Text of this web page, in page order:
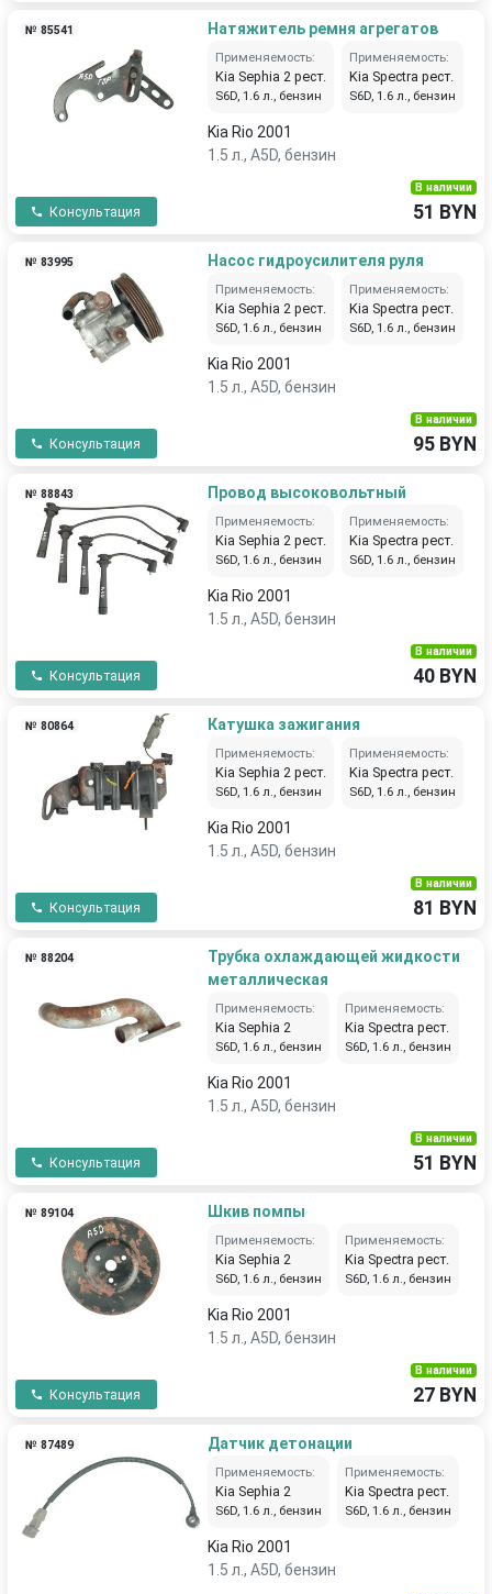
№ 85541 Натяжитель ремня агрегатов
Применяемость:
Kia Sephia 2 рест.
S6D, 1.6 л., бензин
Применяемость:
Kia Spectra рест.
S6D, 1.6 л., бензин
Kia Rio 2001
1.5 л., A5D, бензин
Консультация
В наличии
51 BYN
№ 83995 Насос гидроусилителя руля
Применяемость:
Kia Sephia 2 рест.
S6D, 1.6 л., бензин
Применяемость:
Kia Spectra рест.
S6D, 1.6 л., бензин
Kia Rio 2001
1.5 л., A5D, бензин
Консультация
В наличии
95 BYN
№ 88843 Провод высоковольтный
Применяемость:
Kia Sephia 2 рест.
S6D, 1.6 л., бензин
Применяемость:
Kia Spectra рест.
S6D, 1.6 л., бензин
Kia Rio 2001
1.5 л., A5D, бензин
Консультация
В наличии
40 BYN
№ 80864 Катушка зажигания
Применяемость:
Kia Sephia 2 рест.
S6D, 1.6 л., бензин
Применяемость:
Kia Spectra рест.
S6D, 1.6 л., бензин
Kia Rio 2001
1.5 л., A5D, бензин
Консультация
В наличии
81 BYN
№ 88204
Трубка охлаждающей жидкости
металлическая
Применяемость:
Kia Sephia 2
S6D, 1.6 л., бензин
Применяемость:
Kia Spectra рест.
S6D, 1.6 л., бензин
Kia Rio 2001
1.5 л., A5D, бензин
Консультация
В наличии
51 BYN
№ 89104 Шкив помпы
Применяемость:
Kia Sephia 2
S6D, 1.6 л., бензин
Применяемость:
Kia Spectra рест.
S6D, 1.6 л., бензин
Kia Rio 2001
1.5 л., A5D, бензин
Консультация
В наличии
27 BYN
№ 87489 Датчик детонации
Применяемость:
Kia Sephia 2
S6D, 1.6 л., бензин
Применяемость:
Kia Spectra рест.
S6D, 1.6 л., бензин
Kia Rio 2001
1.5 л., A5D, бензин